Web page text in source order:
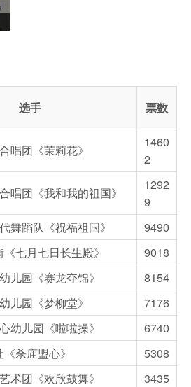
选手 票数
唱团《茉莉花》
1460
2
唱团《我和我的祖国》
1292
9
舞蹈队《祝福祖国》
9490
七月七日长生殿》
9018
儿园《赛龙夺锦》
8154
儿园《梦柳堂》
7176
幼儿园《啦啦操》
6740
杀庙盟心》
5308
术团《欢欣鼓舞》
3435